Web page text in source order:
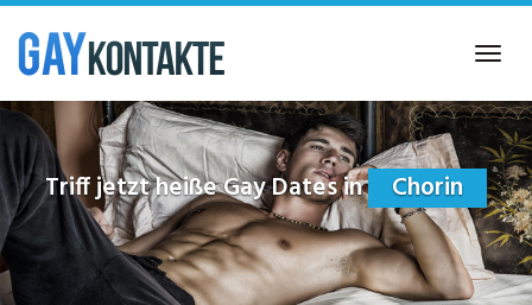
Skip
main
content
Triff jetzt heiße Gay Dates in Chorin